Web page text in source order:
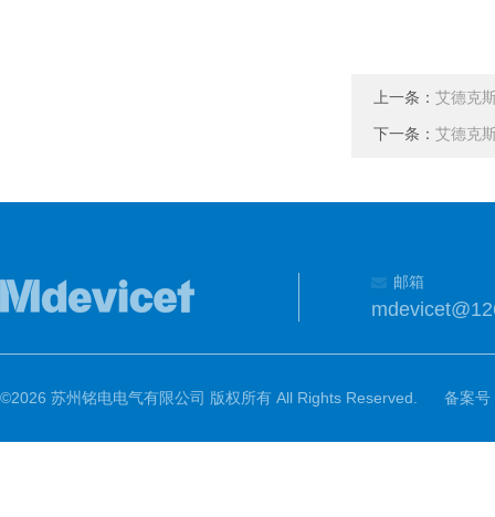
上一条： 艾德克
下一条： 艾德克
邮箱
©2026 苏州铭电电气有限公司 版权所有 All Rights Reserved. 备案号